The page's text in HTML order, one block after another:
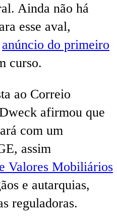
Ainda não há
esse aval,
anúncio do primeiro
curso.
ao Correio
afirmou que
com um
assim
Valores Mobiliários
e autarquias,
reguladoras.